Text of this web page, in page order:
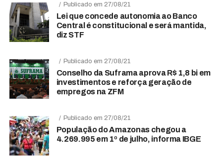
Publicado em 27/08/21
Lei que concede autonomia ao Banco
Central é constitucional e será mantida,
diz STF
Publicado em 27/08/21
Conselho da Suframa aprova R$ 1,8 bi em
investimentos e reforça geração de
empregos na ZFM
Publicado em 27/08/21
População do Amazonas chegou a
4.269.995 em 1º de julho, informa IBGE